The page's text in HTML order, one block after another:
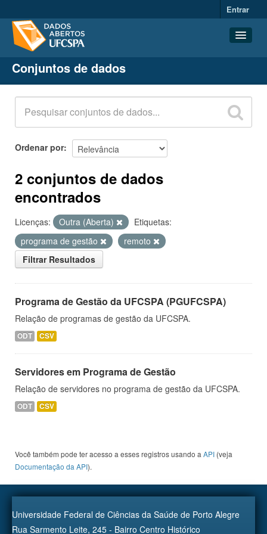
Entrar
Conjuntos de dados
Organizações
Grupos
Sobre
Conjuntos de dados
Ordenar por
2 conjuntos de dados
encontrados
Licenças: Outra (Aberta)
Etiquetas:
programa de gestão
remoto
Filtrar Resultados
Programa de Gestão da UFCSPA (PGUFCSPA)
Relação de programas de gestão da UFCSPA.
ODT CSV
Servidores em Programa de Gestão
Relação de servidores no programa de gestão da UFCSPA.
ODT CSV
Você também pode ter acesso a esses registros usando a API (veja
Documentação da API).
Universidade Federal de Ciências da Saúde de Porto Alegre
Rua Sarmento Leite, 245 - Bairro Centro Histórico